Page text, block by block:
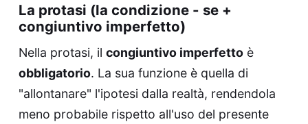
La protasi (la condizione - se +
congiuntivo imperfetto)
Nella protasi, il congiuntivo imperfettoè
obbligatorio. La sua funzione è quella di
"allontanare" l'ipotesi dalla realtà, rendendola
meno probabile rispetto all'uso del presente